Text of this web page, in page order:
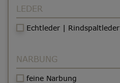
LEDER
Echtleder | Rindspaltleder
NARBUNG
feine Narbung